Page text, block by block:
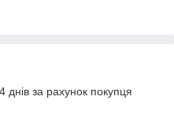
за рахунок покупця